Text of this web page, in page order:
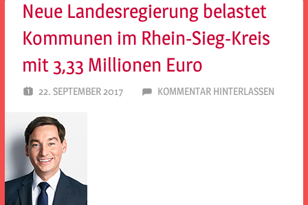
Neue Landesregierung belastet
Kommunen im Rhein-Sieg-Kreis
mit 3,33 Millionen Euro
22. SEPTEMBER 2017 SPD EITORF
KOMMENTAR HINTERLASSEN